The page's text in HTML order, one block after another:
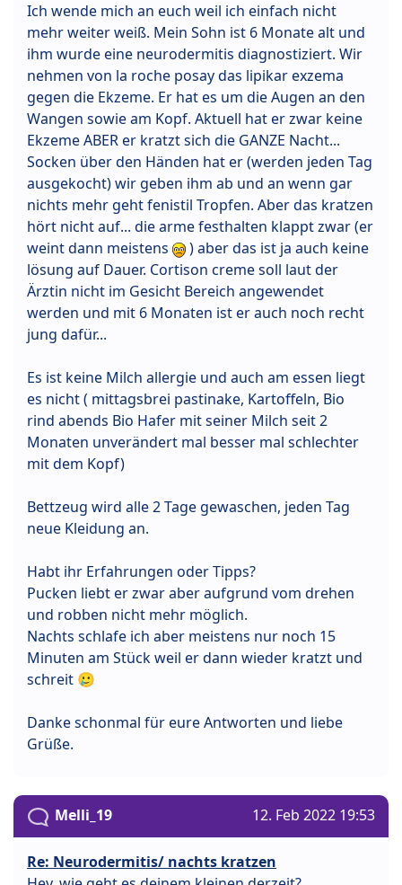
Ich wende mich an euch weil ich einfach nicht
mehr weiter weiß. Mein Sohn ist 6 Monate alt und
ihm wurde eine neurodermitis diagnostiziert. Wir
nehmen von la roche posay das lipikar exzema
gegen die Ekzeme. Er hat es um die Augen an den
Wangen sowie am Kopf. Aktuell hat er zwar keine
Ekzeme ABER er kratzt sich die GANZE Nacht...
Socken über den Händen hat er (werden jeden Tag
ausgekocht) wir geben ihm ab und an wenn gar
nichts mehr geht fenistil Tropfen. Aber das kratzen
hört nicht auf... die arme festhalten klappt zwar (er
weint dann meistens
) aber das ist ja auch keine
lösung auf Dauer. Cortison creme soll laut der
Ärztin nicht im Gesicht Bereich angewendet
werden und mit 6 Monaten ist er auch noch recht
jung dafür...
Es ist keine Milch allergie und auch am essen liegt
es nicht ( mittagsbrei pastinake, Kartoffeln, Bio
rind abends Bio Hafer mit seiner Milch seit 2
Monaten unverändert mal besser mal schlechter
mit dem Kopf)
Bettzeug wird alle 2 Tage gewaschen, jeden Tag
neue Kleidung an.
Habt ihr Erfahrungen oder Tipps?
Pucken liebt er zwar aber aufgrund vom drehen
und robben nicht mehr möglich.
Nachts schlafe ich aber meistens nur noch 15
Minuten am Stück weil er dann wieder kratzt und
schreit 🥲
Danke schonmal für eure Antworten und liebe
Grüße.
Melli_19 12. Feb 2022 19:53
Re: Neurodermitis/ nachts kratzen